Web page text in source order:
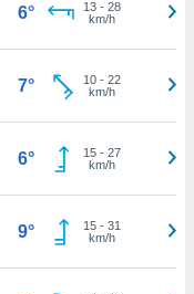
6° 13- 28
km/h
7° 10- 22
km/h
6° 15- 27
km/h
9° 15- 31
km/h